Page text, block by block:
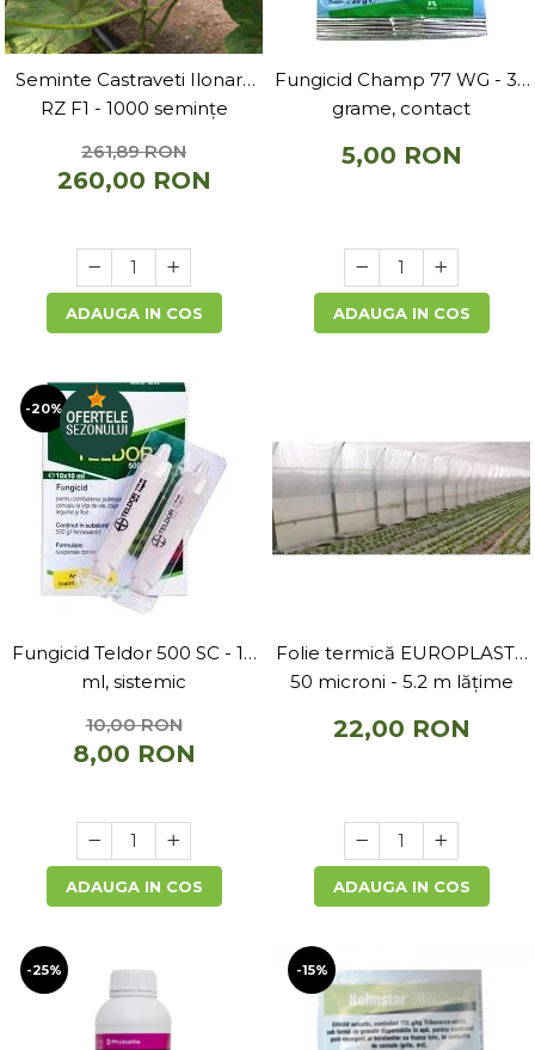
Seminte Castraveti Ilonara
RZ F1 - 1000 semințe
261,89 RON
260,00 RON
ADAUGA IN COS
Fungicid Champ 77 WG - 30
grame, contact
5,00 RON
ADAUGA IN COS
-20%
Fungicid Teldor 500 SC - 10
ml, sistemic
10,00 RON
8,00 RON
ADAUGA IN COS
Folie termică EUROPLAST -
50 microni - 5.2 m lățime
22,00 RON
ADAUGA IN COS
-25% -15%